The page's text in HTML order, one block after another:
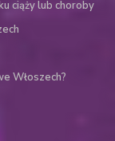
ciąży lub choroby
Włoszech?